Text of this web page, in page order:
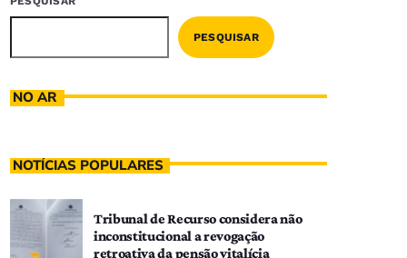
PESQUISAR
NO AR
NOTÍCIAS POPULARES
Tribunal de Recurso considera não
inconstitucional a revogação
retroativa da pensão vitalícia